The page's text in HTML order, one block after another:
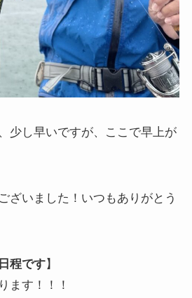
少し早いですが、ここで早上が
ざいました！いつもありがとう
程です】
ます！！！